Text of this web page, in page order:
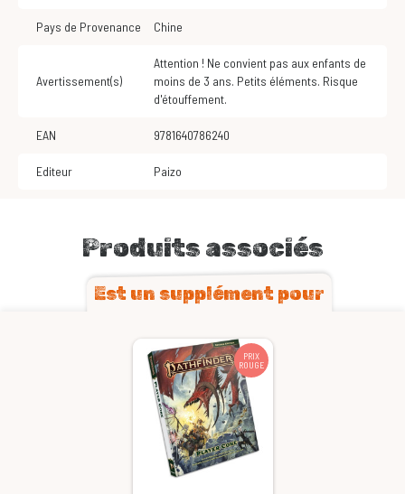
Pays de Provenance Chine
Avertissement(s)
Attention ! Ne convient pas aux enfants de
moins de 3 ans. Petits éléments. Risque
d'étouffement.
EAN 9781640786240
Editeur Paizo
Produits associés
Est un supplément pour
PRIX
ROUGE